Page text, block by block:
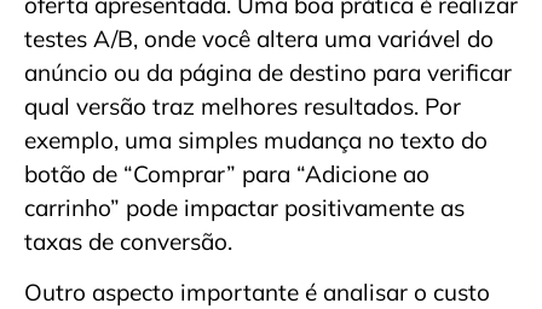
testes A/B, onde você altera uma variável do
anúncio ou da página de destino para verificar
qual versão traz melhores resultados. Por
exemplo, uma simples mudança no texto do
botão de “Comprar” para “Adicione ao
carrinho” pode impactar positivamente as
taxas de conversão.
Outro aspecto importante é analisar o custo